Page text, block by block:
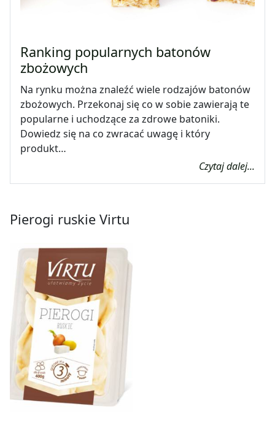
Ranking popularnych batonów
zbożowych
Na rynku można znaleźć wiele rodzajów batonów
zbożowych. Przekonaj się co w sobie zawierają te
popularne i uchodzące za zdrowe batoniki.
Dowiedz się na co zwracać uwagę i który
produkt…
Czytaj dalej...
Pierogi ruskie Virtu